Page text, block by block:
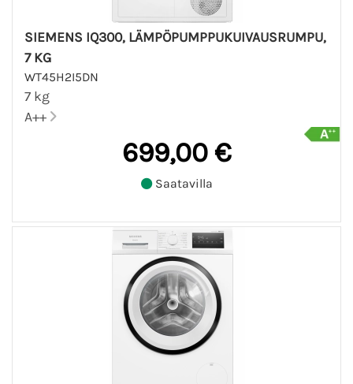
SIEMENS IQ300, LÄMPÖPUMPPUKUIVAUSRUMPU,
7 KG
WT45H2I5DN
7 kg
A++
699,00 €
Saatavilla